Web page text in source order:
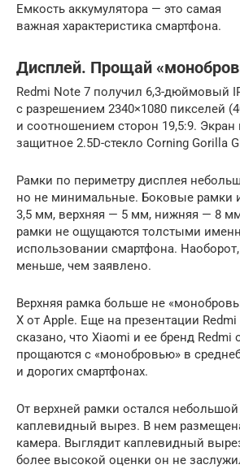
Емкость аккумулятора — это самая
важная характеристика смартфона.
Дисплей. Прощай
Redmi Note 7 получил 6,3-дюймовый
с разрешением 2340×1080 пикселей
и соотношением сторон 19,5:9. Экран
защитное 2.5D-стекло Corning Gorilla
Рамки по периметру дисплея
но не минимальные. Боковые рамки
3,5 мм, верхняя — 5 мм, нижняя — 8
рамки не ощущаются толстыми
использовании смартфона.
меньше, чем заявлено.
Верхняя рамка больше не
X от Apple. Еще на презентации
сказано, что Xiaomi и ее бренд Redmi
прощаются с «монобровью» в
и дорогих смартфонах.
От верхней рамки остался
каплевидный вырез. В нем
камера. Выглядит каплевидный
более высокой оценки он не